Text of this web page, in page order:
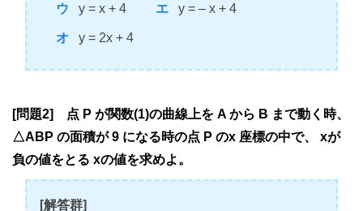
y = x + 4 y = – x + 4
y = 2x + 4
[問題2] 点 P が関数(1)の曲線上を A から B まで動く時、
△ABP の面積が 9 になる時の点 P のx 座標の中で、 xが
負の値をとる xの値を求めよ。
[解答群]